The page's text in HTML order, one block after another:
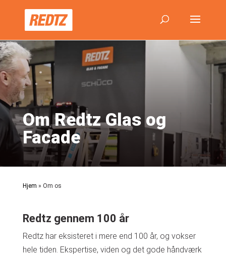
Om Redtz Glas og
Facade
Hjem » Om os
Redtz gennem 100 år
Redtz har eksisteret i mere end 100 år, og vokser
hele tiden. Ekspertise, viden og det gode håndværk